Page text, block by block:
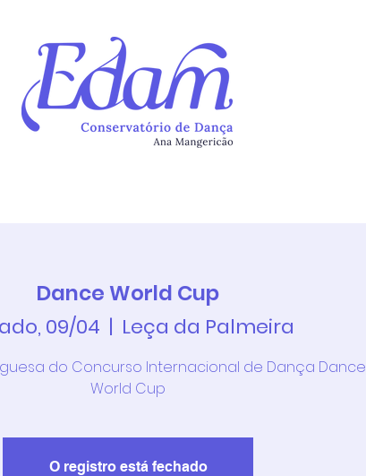
Dance World Cup
09/04
  |
Leça da Palmeira
do Concurso Internacional de Dança Dance
World Cup
O registro está fechado